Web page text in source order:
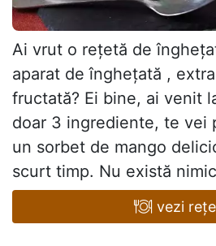
Ai vrut o rețetă de
aparat de înghețată ,
fructată? Ei bine, ai venit
doar 3 ingrediente, te vei
un sorbet de mango
scurt timp. Nu există
vezi